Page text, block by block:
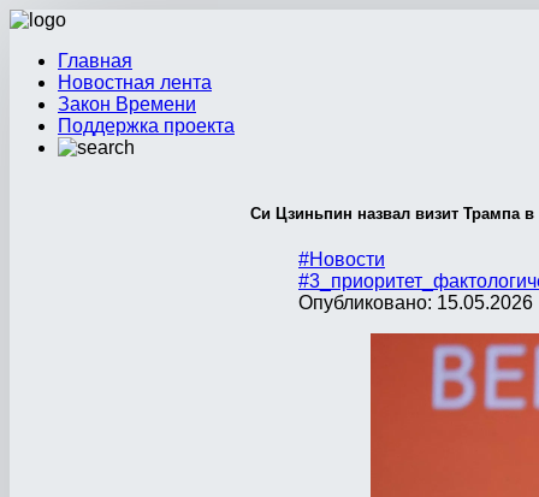
Главная
Новостная лента
Закон Времени
Поддержка проекта
Си Цзиньпин назвал визит Трампа
#Новости
Опубликовано: 15.05.2026